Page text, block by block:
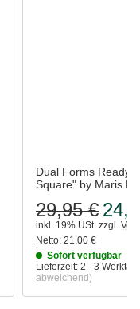
Dual Forms
Square" by
29,95 €
inkl. 19% USt. zzgl.
Netto: 21,00 €
Sofort verfügbar
Lieferzeit: 2 - 3
abweichend)